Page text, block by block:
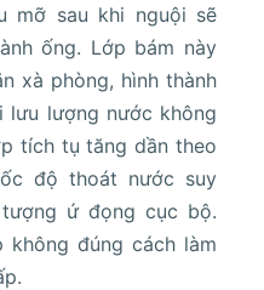
mỡ sau khi nguội sẽ
ống. Lớp bám này
xà phòng, hình thành
lưu lượng nước không
tích tụ tăng dần theo
độ thoát nước suy
ứ đọng cục bộ.
đúng cách làm